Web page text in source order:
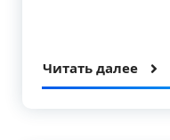
Читать далее